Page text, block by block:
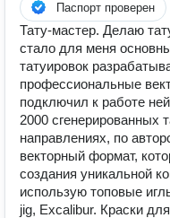
Паспорт проверен
Тату-мастер. Делаю
стало для меня
татуировок
профессиональные
подключил к работе
2000 сгенерированных
направлениях, по
векторный формат,
создания уникальной
использую топовые
jig, Excalibur. Краски